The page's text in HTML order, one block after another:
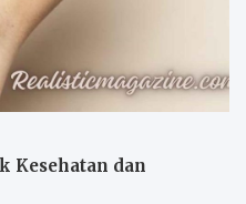
Kesehatan dan